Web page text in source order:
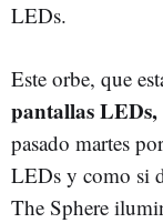
LEDs.
Este orbe, que
pantallas LEDs,
pasado martes
LEDs y como si
The Sphere